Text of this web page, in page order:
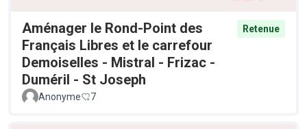
Aménager le Rond-Point des
Français Libres et le carrefour
Demoiselles - Mistral - Frizac -
Duméril - St Joseph
Retenue
Anonyme 7